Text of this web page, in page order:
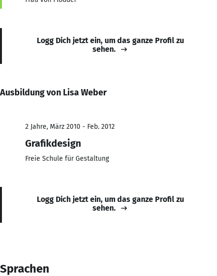
Logg Dich jetzt ein, um das ganze Profil zu
sehen.
Ausbildung von Lisa Weber
2 Jahre, März 2010 - Feb. 2012
Grafikdesign
Freie Schule für Gestaltung
Logg Dich jetzt ein, um das ganze Profil zu
sehen.
Sprachen